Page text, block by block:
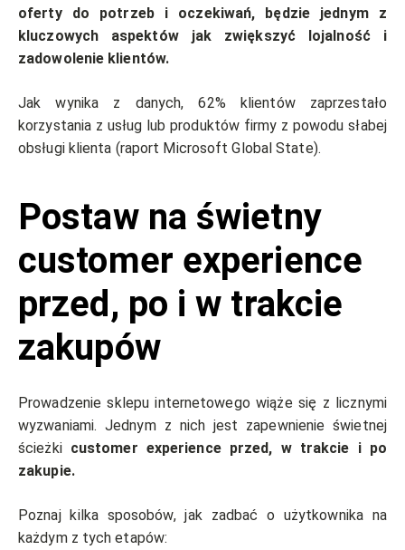
oferty do potrzeb i oczekiwań, będzie jednym z
kluczowych aspektów jak zwiększyć lojalność i
zadowolenie klientów.
Jak wynika z danych, 62% klientów zaprzestało
korzystania z usług lub produktów firmy z powodu słabej
obsługi klienta (raport Microsoft Global State).
Postaw na świetny
customer experience
przed, po i w trakcie
zakupów
Prowadzenie sklepu internetowego wiąże się z licznymi
wyzwaniami. Jednym z nich jest zapewnienie świetnej
ścieżkicustomer experience przed, w trakcie i po
zakupie.
Poznaj kilka sposobów, jak zadbać o użytkownika na
każdym z tych etapów: